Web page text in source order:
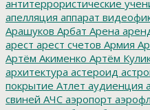
антитеррористические
апелляция аппарат
Арашуков Арбат Арена
арест арест счетов Армия
Артём Акименко Артём
архитектура астероид
покрытие Атлет аудиенция
свиней АЧС аэропорт